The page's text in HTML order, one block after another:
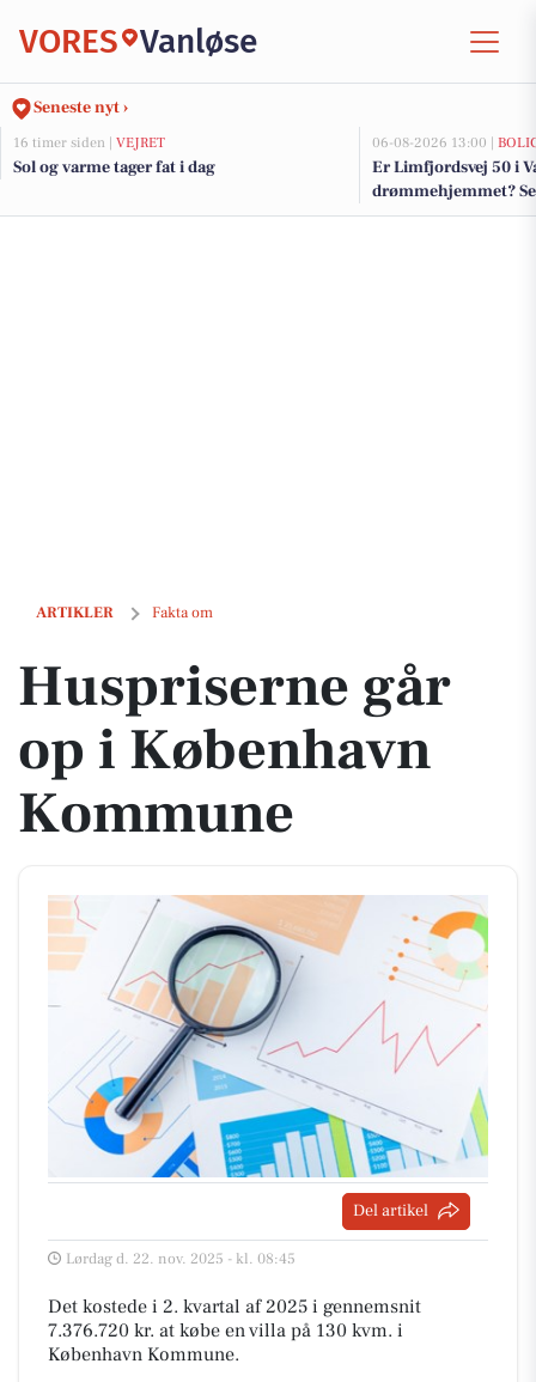
VORES Vanløse
Seneste nyt ›
16 timer siden | VEJRET
Sol og varme tager fat i dag
06-08-2026 13:00 |
Er Limfjordsvej 50 i
drømmehjemmet?
salg nu for op til
ARTIKLER Fakta om
Huspriserne går op i København Kommune
Huspriserne går
op i København
Kommune
Del artikel
Lørdag d. 22. nov. 2025 - kl. 08:45
Det kostede i 2. kvartal af 2025 i gennemsnit
7.376.720 kr. at købe en villa på 130 kvm. i
København Kommune.